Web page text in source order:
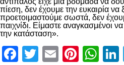
πίεση, δεν έχουμε την ευκαιρία
προετοιμαστούμε σωστά, δεν
παιχνίδι. Είμαστε αναγκασμένοι
την κατάσταση».
Facebook
Twitter
Email